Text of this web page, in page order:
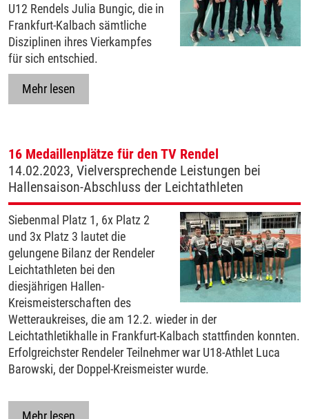
U12 Rendels Julia Bungic, die in
Frankfurt-Kalbach sämtliche
Disziplinen ihres Vierkampfes
für sich entschied.
Mehr lesen
16 Medaillenplätze für den TV Rendel
14.02.2023, Vielversprechende Leistungen bei
Hallensaison-Abschluss der Leichtathleten
Siebenmal Platz 1, 6x Platz 2
und 3x Platz 3 lautet die
gelungene Bilanz der Rendeler
Leichtathleten bei den
diesjährigen Hallen-
Kreismeisterschaften des
Wetteraukreises, die am 12.2. wieder in der
Leichtathletikhalle in Frankfurt-Kalbach stattfinden konnten.
Erfolgreichster Rendeler Teilnehmer war U18-Athlet Luca
Barowski, der Doppel-Kreismeister wurde.
Mehr lesen